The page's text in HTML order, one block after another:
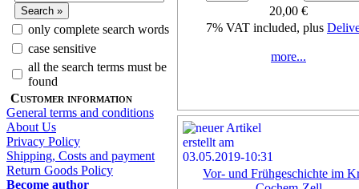
only complete search words
case sensitive
all the search terms must be
found
Customer information
General terms and conditions
About Us
Privacy Policy
Shipping, Costs and payment
Return Goods Policy
Become author
20,00 €
7% VAT included, plus
more...
Vor- und Frühgeschichte im